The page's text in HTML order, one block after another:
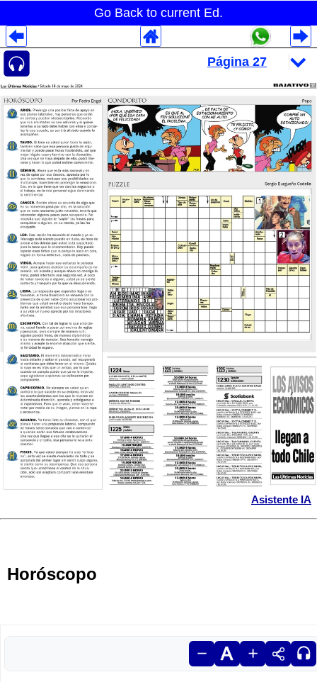
Go Back to current Ed.
Asistente IA
Horóscopo
Despliegues Analytics
Despliegues Totales
Despliegues por Rubros